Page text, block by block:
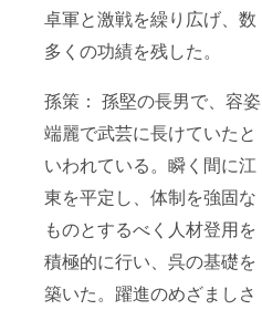
卓軍と激戦を繰り広げ、数
多くの功績を残した。
孫策： 孫堅の長男で、容姿
端麗で武芸に長けていたと
いわれている。瞬く間に江
東を平定し、体制を強固な
ものとするべく人材登用を
積極的に行い、呉の基礎を
築いた。躍進のめざましさ